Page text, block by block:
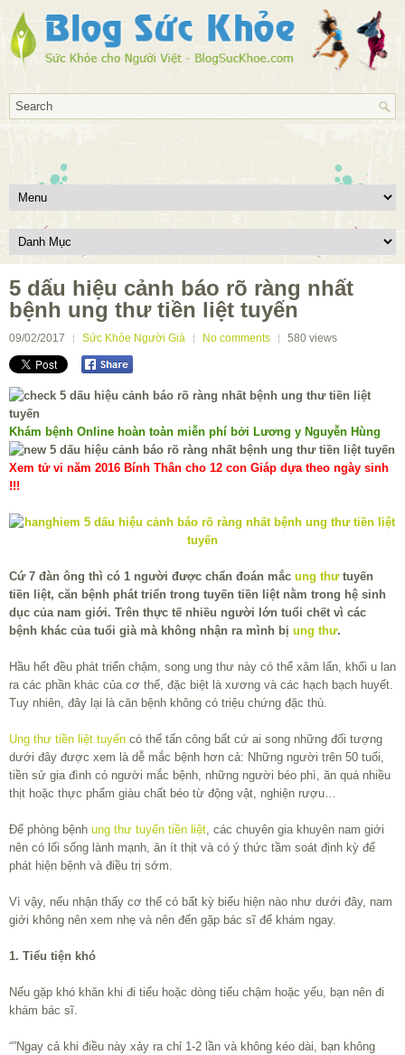
5 dấu hiệu cảnh báo rõ ràng nhất
bệnh ung thư tiền liệt tuyến
09/02/2017 Sức Khỏe Người Già No comments 580 views
Khám bệnh Online hoàn toàn miễn phí bởi Lương y Nguyễn Hùng
Xem tử vi năm 2016 Bính Thân cho 12 con Giáp dựa theo ngày sinh
!!!
Cứ 7 đàn ông thì có 1 người được chẩn đoán mắc ung thưtuyến
tiền liệt, căn bệnh phát triển trong tuyến tiền liệt nằm trong hệ sinh
dục của nam giới. Trên thực tế nhiều người lớn tuổi chết vì các
bệnh khác của tuổi già mà không nhận ra mình bị ung thư.
Hầu hết đều phát triển chậm, song ung thư này có thể xâm lấn, khối u lan
ra các phần khác của cơ thể, đặc biệt là xương và các hạch bạch huyết.
Tuy nhiên, đây lại là căn bệnh không có triệu chứng đặc thù.
Ung thư tiền liệt tuyến có thể tấn công bất cứ ai song những đối tượng
dưới đây được xem là dễ mắc bệnh hơn cả: Những người trên 50 tuổi,
tiền sử gia đình có người mắc bệnh, những người béo phì, ăn quá nhiều
thịt hoặc thực phẩm giàu chất béo từ động vật, nghiện rượu…
Để phòng bệnh ung thư tuyến tiền liệt, các chuyên gia khuyên nam giới
nên có lối sống lành mạnh, ăn ít thịt và có ý thức tầm soát định kỳ để
phát hiện bệnh và điều trị sớm.
Vì vậy, nếu nhận thấy cơ thể có bất kỳ biểu hiện nào như dưới đây, nam
giới không nên xem nhẹ và nên đến gặp bác sĩ để khám ngay.
1. Tiểu tiện khó
Nếu gặp khó khăn khi đi tiểu hoặc dòng tiểu chậm hoặc yếu, bạn nên đi
khám bác sĩ.
“”Ngay cả khi điều này xảy ra chỉ 1-2 lần và không kéo dài, bạn không